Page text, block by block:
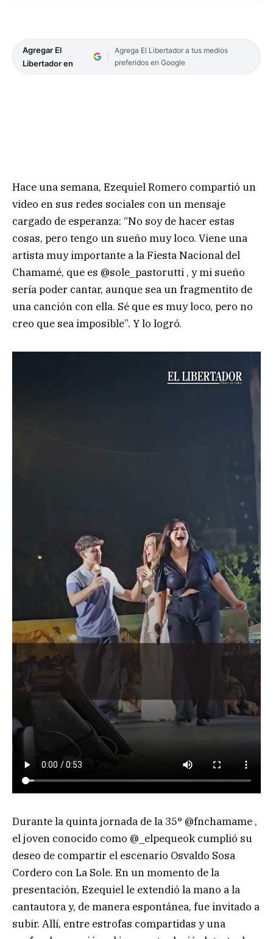
Agregar El
Libertador en
Agrega El Libertador a tus medios
preferidos en Google
Hace una semana, Ezequiel Romero compartió un
video en sus redes sociales con un mensaje
cargado de esperanza: “No soy de hacer estas
cosas, pero tengo un sueño muy loco. Viene una
artista muy importante a la Fiesta Nacional del
Chamamé, que es @sole_pastorutti , y mi sueño
sería poder cantar, aunque sea un fragmentito de
una canción con ella. Sé que es muy loco, pero no
creo que sea imposible”. Y lo logró.
Durante la quinta jornada de la 35° @fnchamame ,
el joven conocido como @_elpequeok cumplió su
deseo de compartir el escenario Osvaldo Sosa
Cordero con La Sole. En un momento de la
presentación, Ezequiel le extendió la mano a la
cantautora y, de manera espontánea, fue invitado a
subir. Allí, entre estrofas compartidas y una